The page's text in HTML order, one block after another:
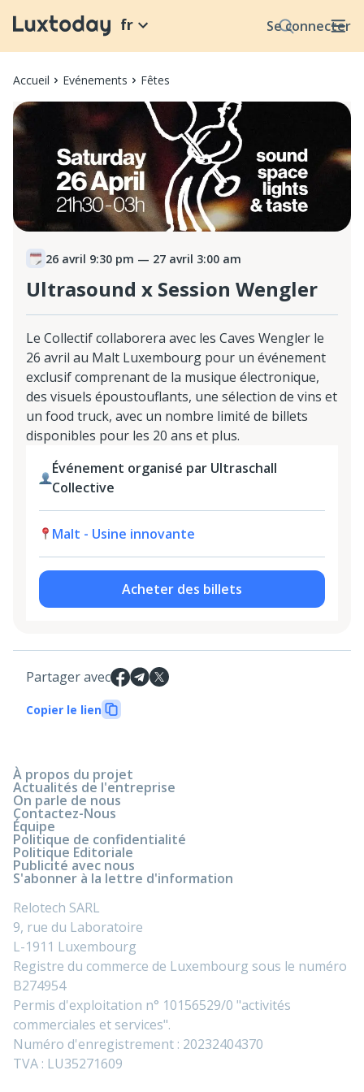
Se connecter
fr
Accueil Evénements Fêtes
26 avril 9:30 pm — 27 avril 3:00 am
Ultrasound x Session Wengler
Le Collectif collaborera avec les Caves Wengler le
26 avril au Malt Luxembourg pour un événement
exclusif comprenant de la musique électronique,
des visuels époustouflants, une sélection de vins et
un food truck, avec un nombre limité de billets
disponibles pour les 20 ans et plus.
Événement organisé par Ultraschall
Collective
Malt - Usine innovante
Acheter des billets
Partager avec
Copier le lien
À propos du projet
Actualités de l'entreprise
On parle de nous
Contactez-Nous
Équipe
Politique de confidentialité
Politique Editoriale
Publicité avec nous
S'abonner à la lettre d'information
Relotech SARL
9, rue du Laboratoire
L-1911 Luxembourg
Registre du commerce de Luxembourg sous le numéro
B274954
Permis d'exploitation n° 10156529/0 "activités
commerciales et services".
Numéro d'enregistrement : 20232404370
TVA : LU35271609